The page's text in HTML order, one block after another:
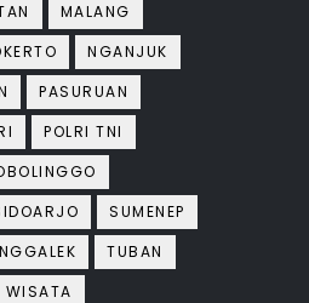
MALANG
NGANJUK
PASURUAN
POLRI TNI
SUMENEP
TUBAN
WISATA